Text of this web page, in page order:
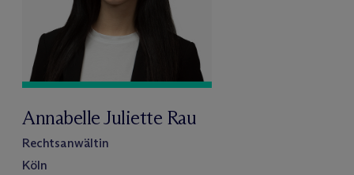
Annabelle Juliette Rau
Rechtsanwältin
Köln